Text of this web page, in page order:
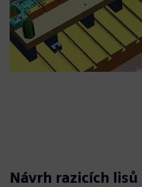
Návrh razicích lisů